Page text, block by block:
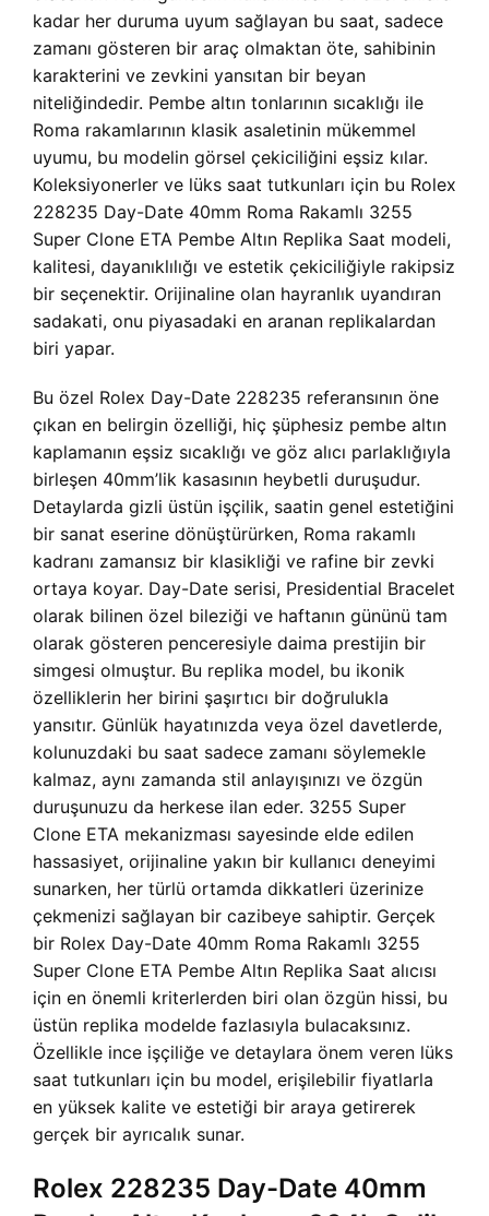
kadar her duruma uyum sağlayan bu saat, sadece
zamanı gösteren bir araç olmaktan öte, sahibinin
karakterini ve zevkini yansıtan bir beyan
niteliğindedir. Pembe altın tonlarının sıcaklığı ile
Roma rakamlarının klasik asaletinin mükemmel
uyumu, bu modelin görsel çekiciliğini eşsiz kılar.
Koleksiyonerler ve lüks saat tutkunları için bu Rolex
228235 Day-Date 40mm Roma Rakamlı 3255
Super Clone ETA Pembe Altın Replika Saat modeli,
kalitesi, dayanıklılığı ve estetik çekiciliğiyle rakipsiz
bir seçenektir. Orijinaline olan hayranlık uyandıran
sadakati, onu piyasadaki en aranan replikalardan
biri yapar.
Bu özel Rolex Day-Date 228235 referansının öne
çıkan en belirgin özelliği, hiç şüphesiz pembe altın
kaplamanın eşsiz sıcaklığı ve göz alıcı parlaklığıyla
birleşen 40mm’lik kasasının heybetli duruşudur.
Detaylarda gizli üstün işçilik, saatin genel estetiğini
bir sanat eserine dönüştürürken, Roma rakamlı
kadranı zamansız bir klasikliği ve rafine bir zevki
ortaya koyar. Day-Date serisi, Presidential Bracelet
olarak bilinen özel bileziği ve haftanın gününü tam
olarak gösteren penceresiyle daima prestijin bir
simgesi olmuştur. Bu replika model, bu ikonik
özelliklerin her birini şaşırtıcı bir doğrulukla
yansıtır. Günlük hayatınızda veya özel davetlerde,
kolunuzdaki bu saat sadece zamanı söylemekle
kalmaz, aynı zamanda stil anlayışınızı ve özgün
duruşunuzu da herkese ilan eder. 3255 Super
Clone ETA mekanizması sayesinde elde edilen
hassasiyet, orijinaline yakın bir kullanıcı deneyimi
sunarken, her türlü ortamda dikkatleri üzerinize
çekmenizi sağlayan bir cazibeye sahiptir. Gerçek
bir Rolex Day-Date 40mm Roma Rakamlı 3255
Super Clone ETA Pembe Altın Replika Saat alıcısı
için en önemli kriterlerden biri olan özgün hissi, bu
üstün replika modelde fazlasıyla bulacaksınız.
Özellikle ince işçiliğe ve detaylara önem veren lüks
saat tutkunları için bu model, erişilebilir fiyatlarla
en yüksek kalite ve estetiği bir araya getirerek
gerçek bir ayrıcalık sunar.
Rolex 228235 Day-Date 40mm